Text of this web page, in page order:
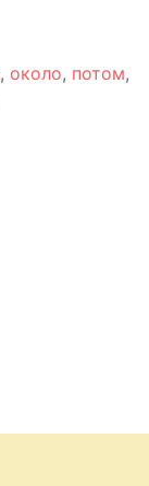
, около, потом,